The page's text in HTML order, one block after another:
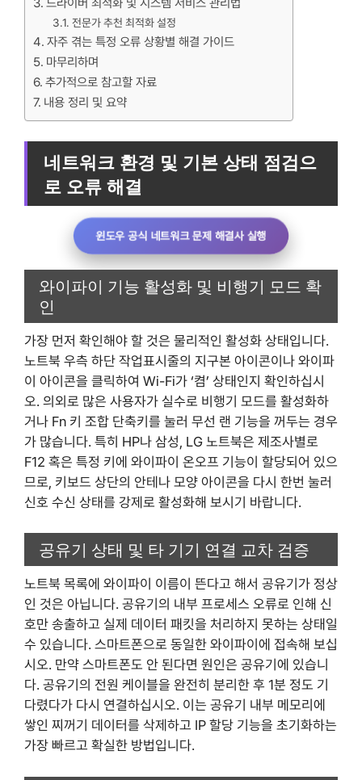
드라이버 최적화 및 시스템 서비스 관리법
전문가 추천 최적화 설정
자주 겪는 특정 오류 상황별 해결 가이드
마무리하며
추가적으로 참고할 자료
내용 정리 및 요약
네트워크 환경 및 기본 상태 점검으
로 오류 해결
윈도우 공식 네트워크 문제 해결사 실행
와이파이 기능 활성화 및 비행기 모드 확
인
가장 먼저 확인해야 할 것은 물리적인 활성화 상태입니다.
노트북 우측 하단 작업표시줄의 지구본 아이콘이나 와이파
이 아이콘을 클릭하여 Wi-Fi가 ‘켬’ 상태인지 확인하십시
오. 의외로 많은 사용자가 실수로 비행기 모드를 활성화하
거나 Fn 키 조합 단축키를 눌러 무선 랜 기능을 꺼두는 경우
가 많습니다. 특히 HP나 삼성, LG 노트북은 제조사별로
F12 혹은 특정 키에 와이파이 온오프 기능이 할당되어 있으
므로, 키보드 상단의 안테나 모양 아이콘을 다시 한번 눌러
신호 수신 상태를 강제로 활성화해 보시기 바랍니다.
공유기 상태 및 타 기기 연결 교차 검증
노트북 목록에 와이파이 이름이 뜬다고 해서 공유기가 정상
인 것은 아닙니다. 공유기의 내부 프로세스 오류로 인해 신
호만 송출하고 실제 데이터 패킷을 처리하지 못하는 상태일
수 있습니다. 스마트폰으로 동일한 와이파이에 접속해 보십
시오. 만약 스마트폰도 안 된다면 원인은 공유기에 있습니
다. 공유기의 전원 케이블을 완전히 분리한 후 1분 정도 기
다렸다가 다시 연결하십시오. 이는 공유기 내부 메모리에
쌓인 찌꺼기 데이터를 삭제하고 IP 할당 기능을 초기화하는
가장 빠르고 확실한 방법입니다.